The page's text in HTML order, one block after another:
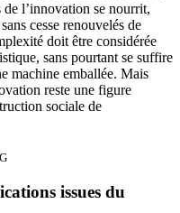
l’innovation se nourrit,
cesse renouvelés de
doit être considérée
sans pourtant se suffire
machine emballée. Mais
reste une figure
sociale de
issues du